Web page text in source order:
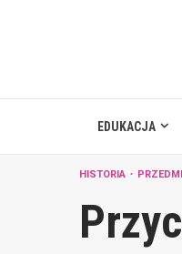
EDUKACJA
HISTORIA